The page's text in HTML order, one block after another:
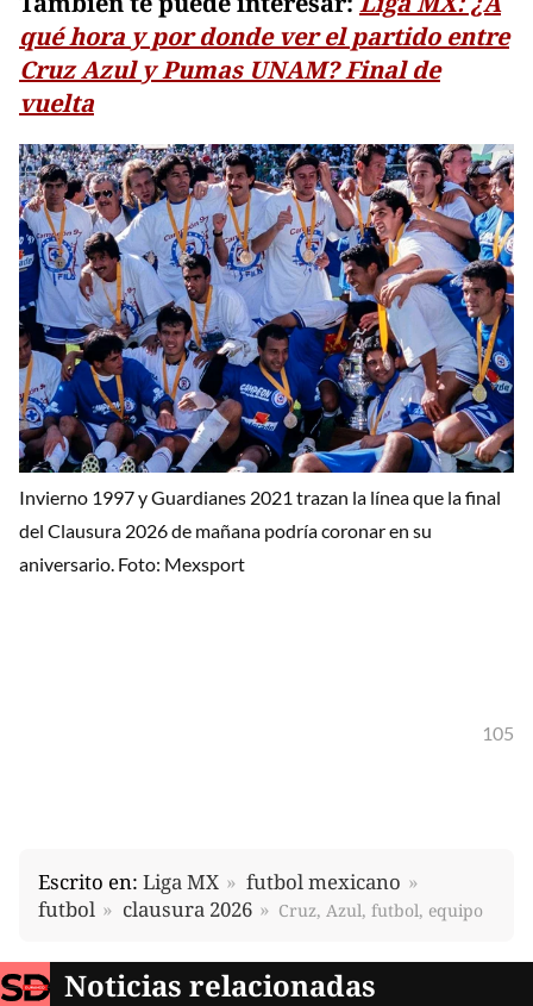
qué hora y por donde ver el partido entre
Cruz Azul y Pumas UNAM? Final de
vuelta
Invierno 1997 y Guardianes 2021 trazan la línea que la final
del Clausura 2026 de mañana podría coronar en su
aniversario. Foto: Mexsport
105
Escrito en: Liga MX
futbol mexicano
futbol
clausura 2026 Cruz, Azul, futbol, equipo
Noticias relacionadas